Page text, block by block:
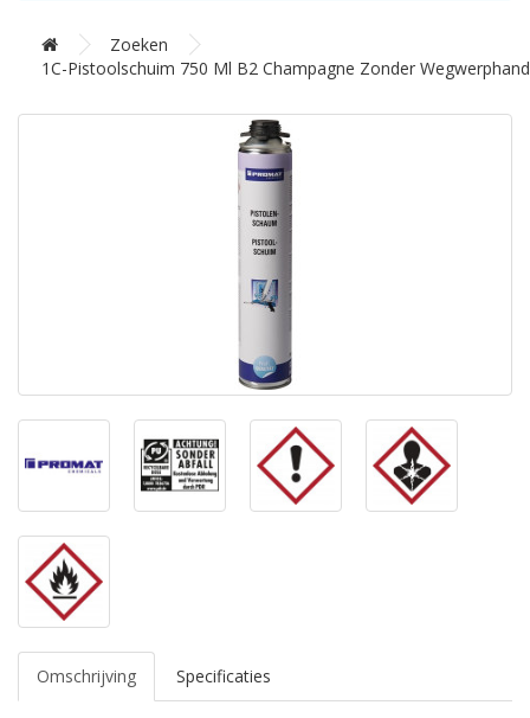
Zoeken
1C-Pistoolschuim 750 Ml B2 Champagne Zonder
Omschrijving Specificaties